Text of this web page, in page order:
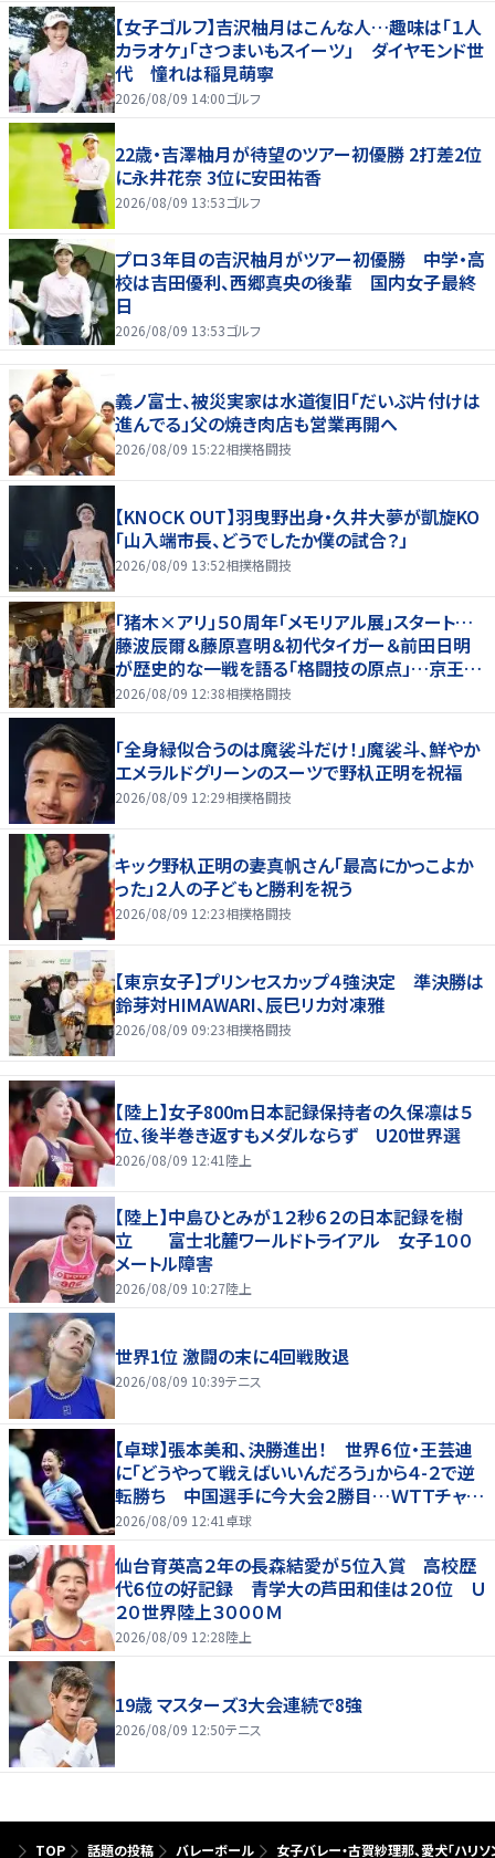
【女子ゴルフ】吉沢柚月はこんな人…趣味は「１人
カラオケ」「さつまいもスイーツ」 ダイヤモンド世
代 憧れは稲見萌寧
2026/08/09 14:00ゴルフ
22歳・吉澤柚月が待望のツアー初優勝 2打差2位
に永井花奈 3位に安田祐香
2026/08/09 13:53ゴルフ
プロ３年目の吉沢柚月がツアー初優勝 中学・高
校は吉田優利、西郷真央の後輩 国内女子最終
日
2026/08/09 13:53ゴルフ
義ノ富士、被災実家は水道復旧「だいぶ片付けは
進んでる」父の焼き肉店も営業再開へ
2026/08/09 15:22相撲格闘技
【KNOCK OUT】羽曳野出身・久井大夢が凱旋KO
「山入端市長、どうでしたか僕の試合？」
2026/08/09 13:52相撲格闘技
「猪木×アリ」５０周年「メモリアル展」スタート…
藤波辰爾＆藤原喜明＆初代タイガー＆前田日明
が歴史的な一戦を語る「格闘技の原点」…京王プ
ラザホテルで３１日まで
2026/08/09 12:38相撲格闘技
「全身緑似合うのは魔裟斗だけ！」魔裟斗、鮮やか
エメラルドグリーンのスーツで野杁正明を祝福
2026/08/09 12:29相撲格闘技
キック野杁正明の妻真帆さん「最高にかっこよか
った」２人の子どもと勝利を祝う
2026/08/09 12:23相撲格闘技
【東京女子】プリンセスカップ４強決定 準決勝は
鈴芽対HIMAWARI、辰巳リカ対凍雅
2026/08/09 09:23相撲格闘技
【陸上】女子800m日本記録保持者の久保凛は５
位、後半巻き返すもメダルならず U20世界選
2026/08/09 12:41 陸上
【陸上】中島ひとみが１２秒６２の日本記録を樹
立 富士北麓ワールドトライアル 女子１００
メートル障害
2026/08/09 10:27陸上
世界1位 激闘の末に4回戦敗退
2026/08/09 10:39テニス
【卓球】張本美和、決勝進出！ 世界６位・王芸迪
に「どうやって戦えばいいんだろう」から４-２で逆
転勝ち 中国選手に今大会２勝目…ＷＴＴチャン
ピオンズ横浜
2026/08/09 12:41 卓球
仙台育英高２年の長森結愛が５位入賞 高校歴
代６位の好記録 青学大の芦田和佳は２０位 Ｕ
２０世界陸上３０００Ｍ
2026/08/09 12:28陸上
19歳 マスターズ3大会連続で8強
2026/08/09 12:50テニス
TOP 話題の投稿 バレーボール 女子バレー・古賀紗理那、愛犬「ハリ